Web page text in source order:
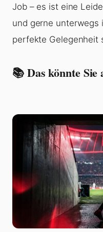
Job – es ist eine
und gerne unterwegs
perfekte Gelegenheit
📚 Das könnte